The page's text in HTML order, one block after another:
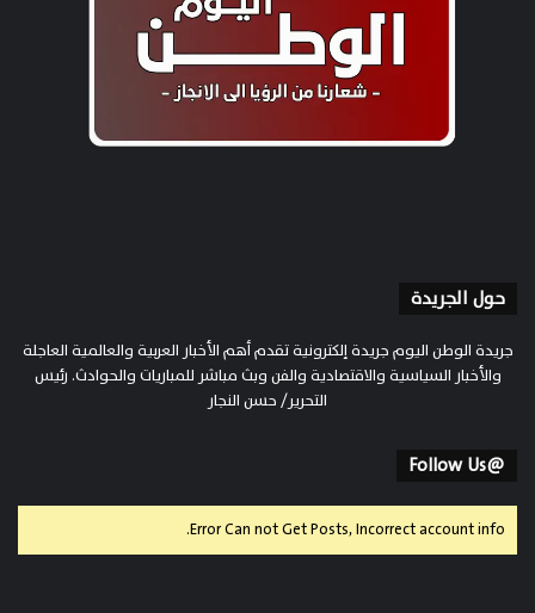
حول الجريدة
جريدة الوطن اليوم جريدة إلكترونية تقدم أهم الأخبار العربية والعالمية العاجلة
والأخبار السياسية والاقتصادية والفن وبث مباشر للمباريات والحوادث. رئيس
التحرير/ حسن النجار
@Follow Us
Error Can not Get Posts, Incorrect account info.